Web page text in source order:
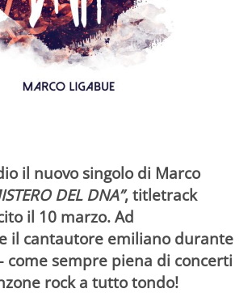
il nuovo singolo di Marco
DEL DNA”, titletrack
il 10 marzo. Ad
il cantautore emiliano durante
come sempre piena di concerti
rock a tutto tondo!